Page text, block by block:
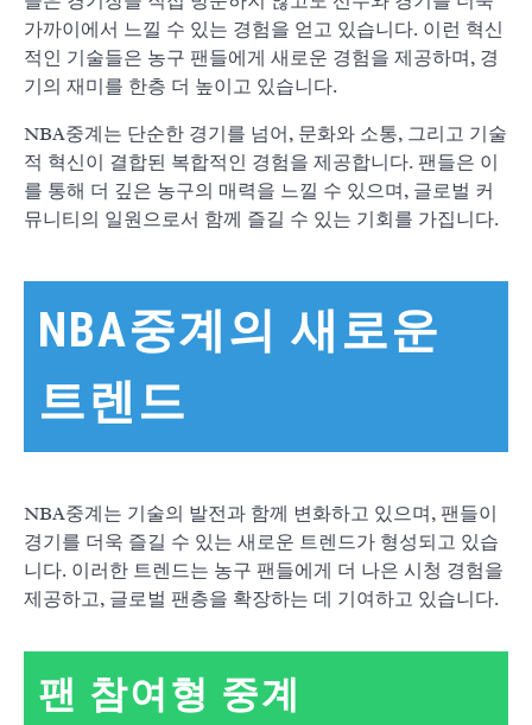
가까이에서 느낄 수 있는 경험을 얻고 있습니다. 이런 혁신
적인 기술들은 농구 팬들에게 새로운 경험을 제공하며, 경
기의 재미를 한층 더 높이고 있습니다.
NBA중계는 단순한 경기를 넘어, 문화와 소통, 그리고 기술
적 혁신이 결합된 복합적인 경험을 제공합니다. 팬들은 이
를 통해 더 깊은 농구의 매력을 느낄 수 있으며, 글로벌 커
뮤니티의 일원으로서 함께 즐길 수 있는 기회를 가집니다.
NBA중계의 새로운
트렌드
NBA중계는 기술의 발전과 함께 변화하고 있으며, 팬들이
경기를 더욱 즐길 수 있는 새로운 트렌드가 형성되고 있습
니다. 이러한 트렌드는 농구 팬들에게 더 나은 시청 경험을
제공하고, 글로벌 팬층을 확장하는 데 기여하고 있습니다.
팬 참여형 중계